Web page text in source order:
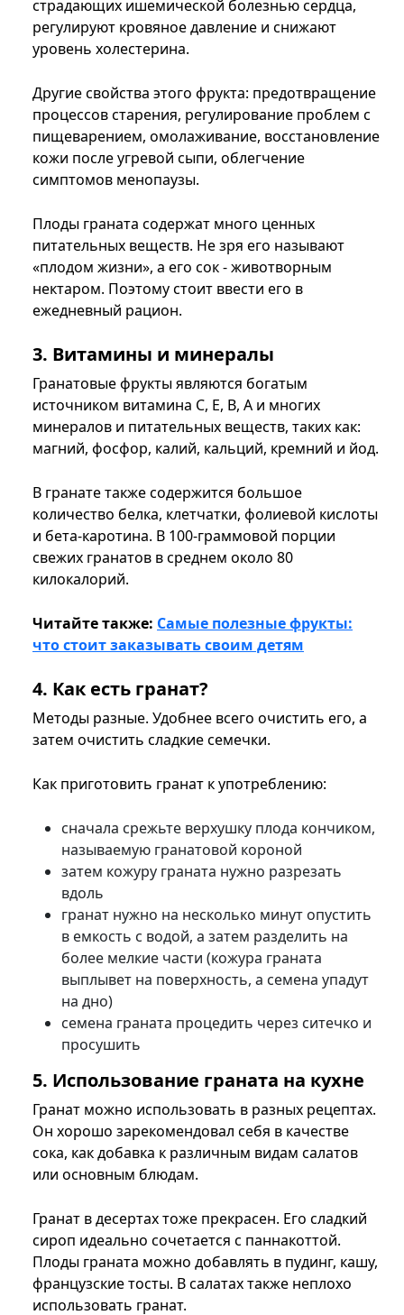
страдающих ишемической болезнью сердца,
регулируют кровяное давление и снижают
уровень холестерина.
Другие свойства этого фрукта: предотвращение
процессов старения, регулирование проблем с
пищеварением, омолаживание, восстановление
кожи после угревой сыпи, облегчение
симптомов менопаузы.
Плоды граната содержат много ценных
питательных веществ. Не зря его называют
«плодом жизни», а его сок - животворным
нектаром. Поэтому стоит ввести его в
ежедневный рацион.
3. Витамины и минералы
Гранатовые фрукты являются богатым
источником витамина C, E, B, A и многих
минералов и питательных веществ, таких как:
магний, фосфор, калий, кальций, кремний и йод.
В гранате также содержится большое
количество белка, клетчатки, фолиевой кислоты
и бета-каротина. В 100-граммовой порции
свежих гранатов в среднем около 80
килокалорий.
Читайте также: Самые полезные фрукты:
что стоит заказывать своим детям
4. Как есть гранат?
Методы разные. Удобнее всего очистить его, а
затем очистить сладкие семечки.
Как приготовить гранат к употреблению:
сначала срежьте верхушку плода кончиком,
называемую гранатовой короной
затем кожуру граната нужно разрезать
вдоль
гранат нужно на несколько минут опустить
в емкость с водой, а затем разделить на
более мелкие части (кожура граната
выплывет на поверхность, а семена упадут
на дно)
семена граната процедить через ситечко и
просушить
5. Использование граната на кухне
Гранат можно использовать в разных рецептах.
Он хорошо зарекомендовал себя в качестве
сока, как добавка к различным видам салатов
или основным блюдам.
Гранат в десертах тоже прекрасен. Его сладкий
сироп идеально сочетается с паннакоттой.
Плоды граната можно добавлять в пудинг, кашу,
французские тосты. В салатах также неплохо
использовать гранат.